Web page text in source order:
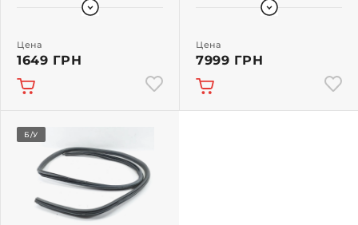
Цена
1649 ГРН
Цена
7999 ГРН
Б/У